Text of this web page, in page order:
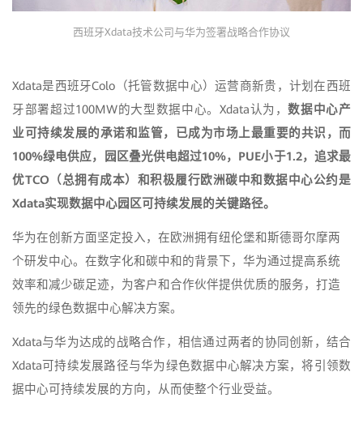
西班牙Xdata技术公司与华为签署战略合作协议
Xdata是西班牙Colo（托管数据中心）运营商新贵，计划在西班
牙部署超过100MW的大型数据中心。Xdata认为，数据中心产
业可持续发展的承诺和监管，已成为市场上最重要的共识，而
100%绿电供应，园区叠光供电超过10%，PUE小于1.2，追求最
优TCO（总拥有成本）和积极履行欧洲碳中和数据中心公约是
Xdata实现数据中心园区可持续发展的关键路径。
华为在创新方面坚定投入，在欧洲拥有纽伦堡和斯德哥尔摩两
个研发中心。在数字化和碳中和的背景下，华为通过提高系统
效率和减少碳足迹，为客户和合作伙伴提供优质的服务，打造
领先的绿色数据中心解决方案。
Xdata与华为达成的战略合作，相信通过两者的协同创新，结合
Xdata可持续发展路径与华为绿色数据中心解决方案，将引领数
据中心可持续发展的方向，从而使整个行业受益。